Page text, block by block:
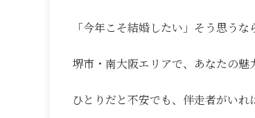
「今年こそ結婚したい」そう思うな
堺市・南大阪エリアで、あなたの魅
ひとりだと不安でも、伴走者がいれ